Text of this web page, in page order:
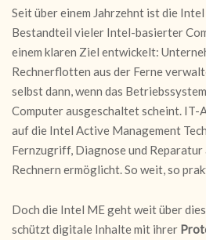
Seit über einem Jahrzehnt ist die
Bestandteil vieler Intel-basierter
einem klaren Ziel entwickelt:
Rechnerflotten aus der Ferne
selbst dann, wenn das
Computer ausgeschaltet scheint.
auf die Intel Active Management
Fernzugriff, Diagnose und
Rechnern ermöglicht. So weit, so
Doch die Intel ME geht weit über
schützt digitale Inhalte mit ihrer